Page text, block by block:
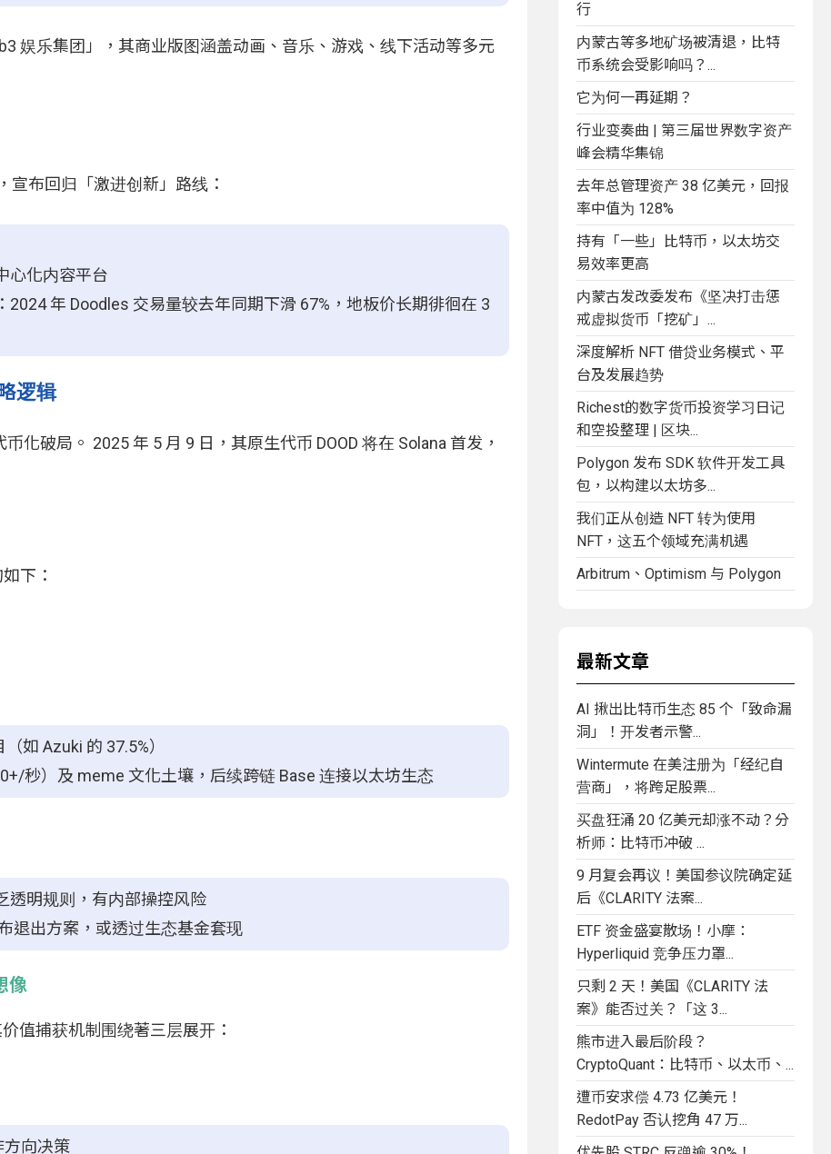
娱乐集团」，其商业版图涵盖动画、音乐、游戏、线下活动等多元
宣布回归「激进创新」路线：
心化内容平台
年 Doodles 交易量较去年同期下滑 67%，地板价长期徘徊在 3
逻辑
化破局。 2025 年 5 月 9 日，其原生代币 DOOD 将在 Solana 首发，
下：
如 Azuki 的 37.5%）
秒）及 meme 文化土壤，后续跨链 Base 连接以太坊生态
透明规则，有内部操控风险
退出方案，或透过生态基金套现
像
值捕获机制围绕著三层展开：
方向决策
行
内蒙古等多地矿场被清退，比特
币系统会受影响吗？...
它为何一再延期？
行业变奏曲 | 第三届世界数字资产
峰会精华集锦
去年总管理资产 38 亿美元，回报
率中值为 128%
持有「一些」比特币，以太坊交
易效率更高
内蒙古发改委发布《坚决打击惩
戒虚拟货币「挖矿」...
深度解析 NFT 借贷业务模式、平
台及发展趋势
Richest的数字货币投资学习日记
和空投整理 | 区块...
Polygon 发布 SDK 软件开发工具
包，以构建以太坊多...
我们正从创造 NFT 转为使用
NFT，这五个领域充满机遇
Arbitrum、Optimism 与 Polygon
最新文章
AI 揪出比特币生态 85 个「致命漏
洞」！开发者示警...
Wintermute 在美注册为「经纪自
营商」，将跨足股票...
买盘狂涌 20 亿美元却涨不动？分
析师：比特币冲破 ...
9 月复会再议！美国参议院确定延
后《CLARITY 法案...
ETF 资金盛宴散场！小摩：
Hyperliquid 竞争压力罩...
只剩 2 天！美国《CLARITY 法
案》能否过关？「这 3...
熊市进入最后阶段？
CryptoQuant：比特币、以太币、...
遭币安求偿 4.73 亿美元！
RedotPay 否认挖角 47 万...